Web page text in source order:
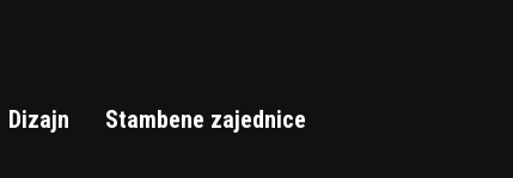
Dizajn Stambene zajednice